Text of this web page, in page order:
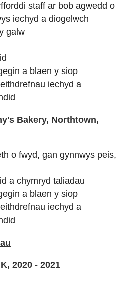
staff ar bob agwedd o
iechyd a diogelwch
galw
a blaen y siop
iechyd a
Bakery, Northtown,
o fwyd, gan gynnwys peis,
a chymryd taliadau
a blaen y siop
iechyd a
2020 - 2021